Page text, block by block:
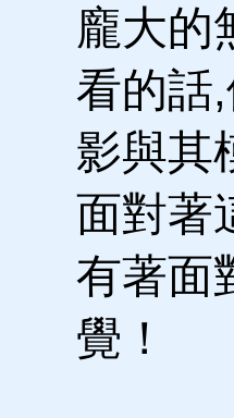
龐大的
看的話
影與其
面對著
有著面
覺！